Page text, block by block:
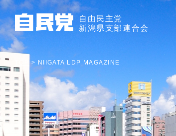
自由民主党
新潟県支部連合会
> NIIGATA LDP MAGAZINE